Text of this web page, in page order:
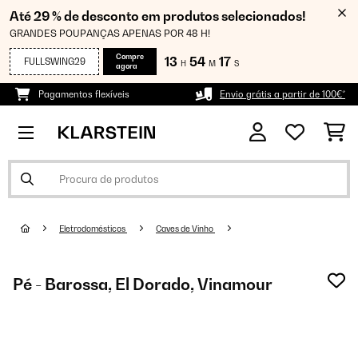
Até 29 % de desconto em produtos selecionados!
GRANDES POUPANÇAS APENAS POR 48 H!
FULLSWING29
Compre
agora
13 H 54 M 16 S
Pagamentos flexíveis Envio grátis a partir de 100€*
Eletrodomésticos Caves de Vinho
Pé - Barossa, El Dorado, Vinamour